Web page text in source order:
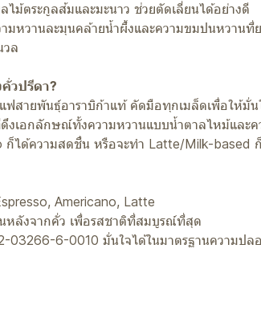
ไม้ตระกูลส้มและมะนาว ช่วยตัดเลี่ยนได้อย่างดี
มหวานละมุนคล้ายน้ำผึ้งและความขมปนหวานที่
ล
วปรีดา?
ฟสายพันธุ์อาราบิก้าแท้ คัดมือทุกเมล็ดเพื่อให้มั่
ดึงเอกลักษณ์ทั้งความหวานแบบน้ำตาลไหม้แล
ก็ได้ความสดชื่น หรือจะทำ Latte/Milk-based
Americano, Latte
หลังจากคั่ว เพื่อรสชาติที่สมบูรณ์ที่สุด
03266-6-0010 มั่นใจได้ในมาตรฐานความปล